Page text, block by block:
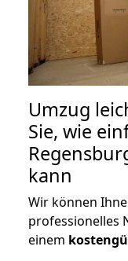
Umzug
Sie, wie
kann
Wir können
professionelles
einem